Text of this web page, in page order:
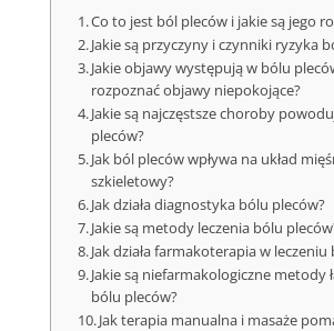
Co to jest ból pleców i jakie są jego
Jakie są przyczyny i czynniki ryzyka
Jakie objawy występują w bólu
rozpoznać objawy niepokojące?
Jakie są najczęstsze choroby
pleców?
Jak ból pleców wpływa na układ
szkieletowy?
Jak działa diagnostyka bólu pleców?
Jakie są metody leczenia bólu
Jak działa farmakoterapia w
Jakie są niefarmakologiczne metody
bólu pleców?
Jak terapia manualna i masaże